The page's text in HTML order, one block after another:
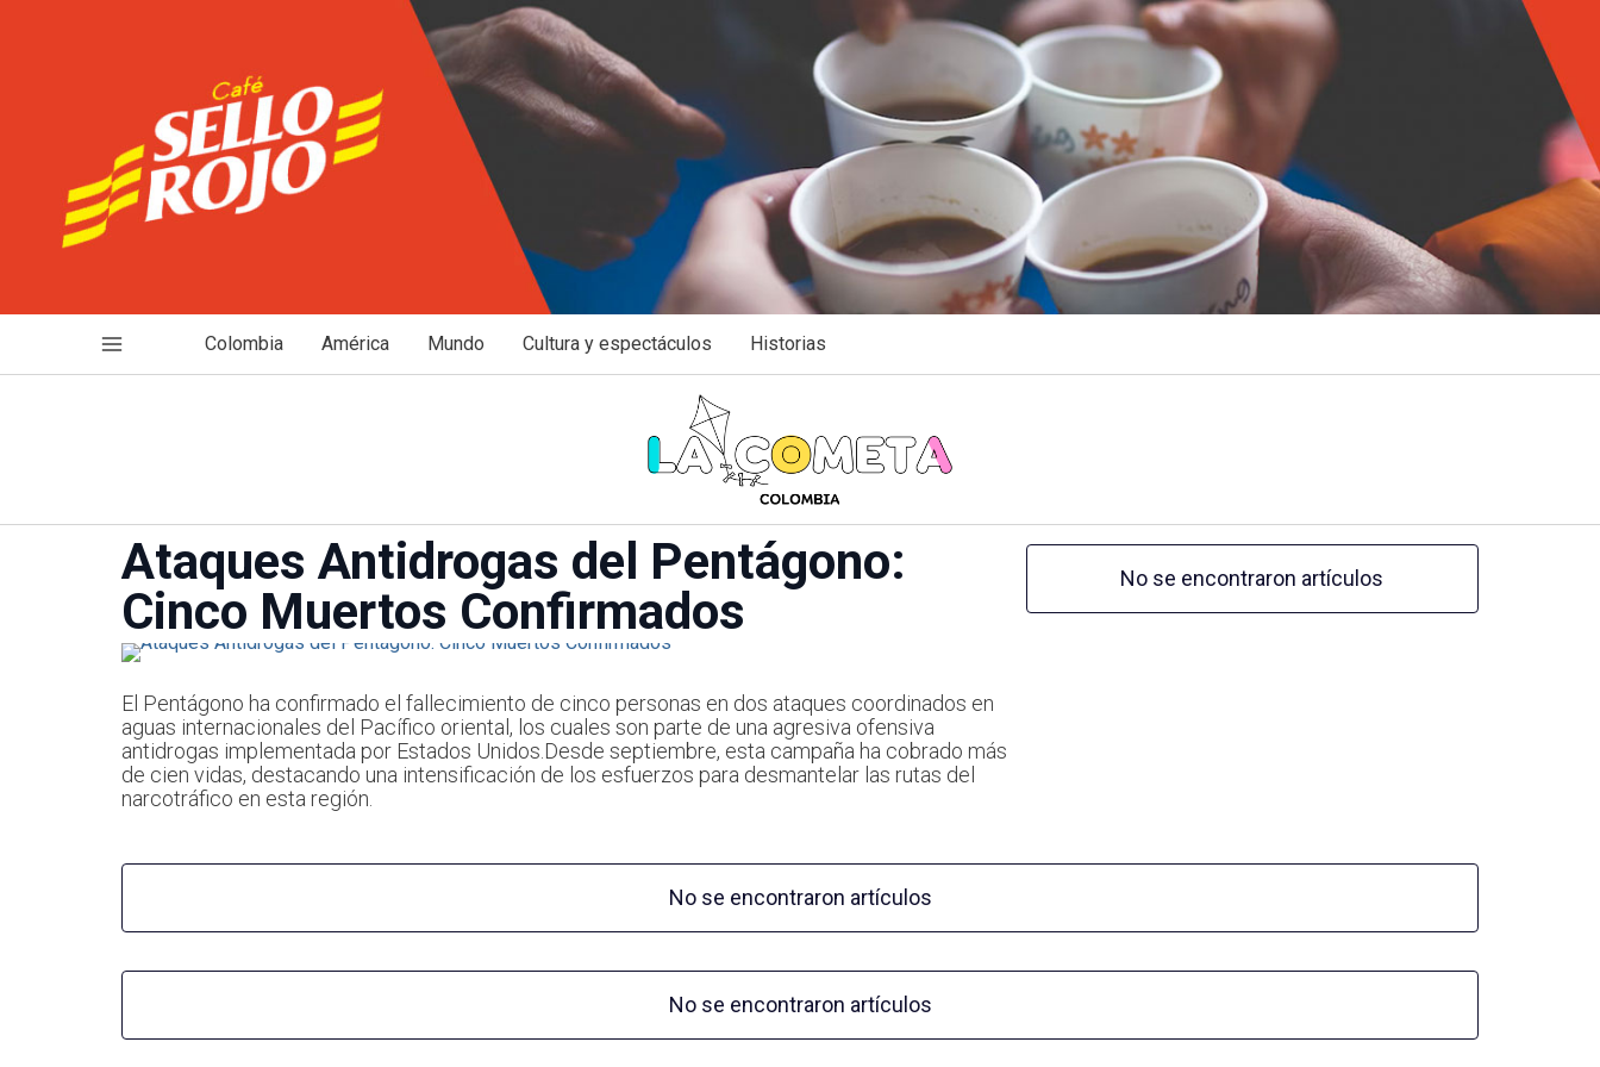
Colombia América Mundo Cultura y espectáculos Historias
Ataques Antidrogas del Pentágono:
Cinco Muertos Confirmados
El Pentágono ha confirmado el fallecimiento de cinco personas en dos ataques coordinados en
aguas internacionales del Pacífico oriental, los cuales son parte de una agresiva ofensiva
antidrogas implementada por Estados Unidos.Desde septiembre, esta campaña ha cobrado más
de cien vidas, destacando una intensificación de los esfuerzos para desmantelar las rutas del
narcotráfico en esta región.
No se encontraron artículos
No se encontraron artículos
No se encontraron artículos